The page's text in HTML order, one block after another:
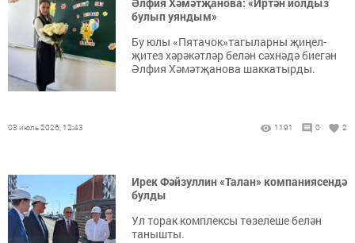
Әлфия Хәмәтҗанова: «Иртән йолдыз
булып уяндым»
Бу юлы «Пятачок»тагыларны җиңел-
җитез хәрәкәтләр белән сәхнәдә биегән
Әлфия Хәмәтҗанова шаккатырды.
03 июль 2026, 12:43 1191 0 2
Ирек Фәйзуллин «Талан» компаниясендә
булды
Ул торак комплексы төзелеше белән
танышты.